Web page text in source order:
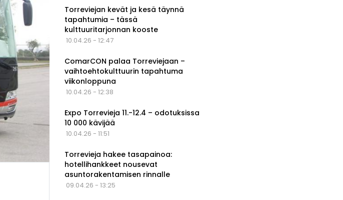
Torreviejan kevät ja kesä täynnä
tapahtumia – tässä
kulttuuritarjonnan kooste
10.04.26 - 12:47
ComarCON palaa Torreviejaan –
vaihtoehtokulttuurin tapahtuma
viikonloppuna
10.04.26 - 12:38
Expo Torrevieja 11.-12.4 – odotuksissa
10 000 kävijää
10.04.26 - 11:51
Torrevieja hakee tasapainoa:
hotellihankkeet nousevat
asuntorakentamisen rinnalle
09.04.26 - 13:25